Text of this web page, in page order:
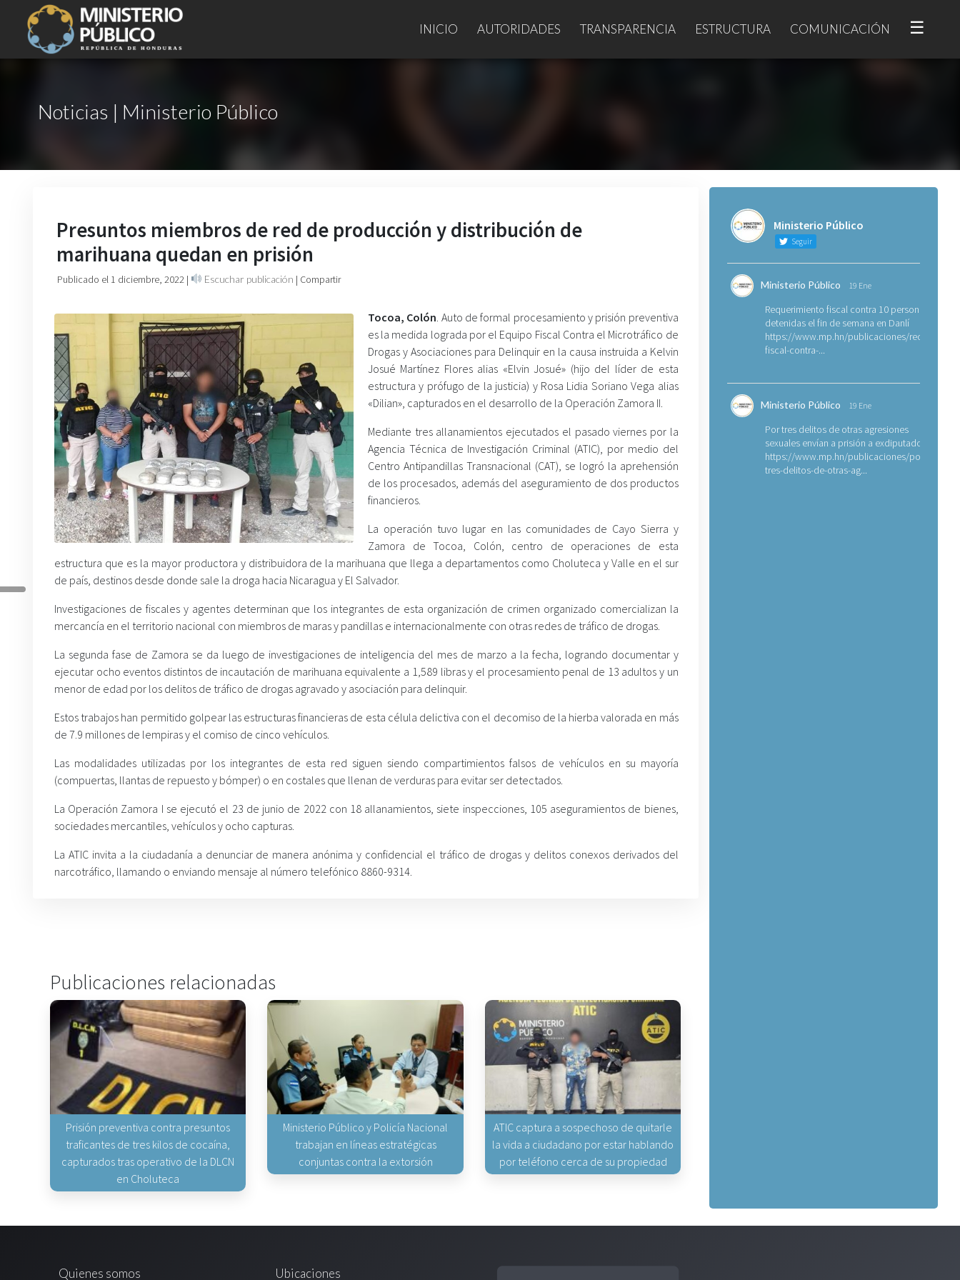
INICIO AUTORIDADES TRANSPARENCIA ESTRUCTURA COMUNICACIÓN ☰
Noticias | Ministerio Público
Presuntos miembros de red de producción y distribución de
marihuana quedan en prisión
Publicado el 1 diciembre, 2022 | Escuchar publicación | Compartir
Tocoa, Colón. Auto de formal procesamiento y prisión preventiva
es la medida lograda por el Equipo Fiscal Contra el Microtráfico de
Drogas y Asociaciones para Delinquir en la causa instruida a Kelvin
Josué Martínez Flores alias «Elvin Josué» (hijo del líder de esta
estructura y prófugo de la justicia) y Rosa Lidia Soriano Vega alias
«Dilian», capturados en el desarrollo de la Operación Zamora II.
Mediante tres allanamientos ejecutados el pasado viernes por la
Agencia Técnica de Investigación Criminal (ATIC), por medio del
Centro Antipandillas Transnacional (CAT), se logró la aprehensión
de los procesados, además del aseguramiento de dos productos
financieros.
La operación tuvo lugar en las comunidades de Cayo Sierra y
Zamora de Tocoa, Colón, centro de operaciones de esta
estructura que es la mayor productora y distribuidora de la marihuana que llega a departamentos como Choluteca y Valle en el sur
de país, destinos desde donde sale la droga hacia Nicaragua y El Salvador.
Investigaciones de fiscales y agentes determinan que los integrantes de esta organización de crimen organizado comercializan la
mercancía en el territorio nacional con miembros de maras y pandillas e internacionalmente con otras redes de tráfico de drogas.
La segunda fase de Zamora se da luego de investigaciones de inteligencia del mes de marzo a la fecha, logrando documentar y
ejecutar ocho eventos distintos de incautación de marihuana equivalente a 1,589 libras y el procesamiento penal de 13 adultos y un
menor de edad por los delitos de tráfico de drogas agravado y asociación para delinquir.
Estos trabajos han permitido golpear las estructuras financieras de esta célula delictiva con el decomiso de la hierba valorada en más
de 7.9 millones de lempiras y el comiso de cinco vehículos.
Las modalidades utilizadas por los integrantes de esta red siguen siendo compartimientos falsos de vehículos en su mayoría
(compuertas, llantas de repuesto y bómper) o en costales que llenan de verduras para evitar ser detectados.
La Operación Zamora I se ejecutó el 23 de junio de 2022 con 18 allanamientos, siete inspecciones, 105 aseguramientos de bienes,
sociedades mercantiles, vehículos y ocho capturas.
La ATIC invita a la ciudadanía a denunciar de manera anónima y confidencial el tráfico de drogas y delitos conexos derivados del
narcotráfico, llamando o enviando mensaje al número telefónico 8860-9314.
Publicaciones relacionadas
Prisión preventiva contra presuntos
traficantes de tres kilos de cocaína,
capturados tras operativo de la DLCN
en Choluteca
Ministerio Público y Policía Nacional
trabajan en líneas estratégicas
conjuntas contra la extorsión
ATIC captura a sospechoso de quitarle
la vida a ciudadano por estar hablando
por teléfono cerca de su propiedad
Ministerio Público
Seguir
Ministerio Público 19 Ene
Requerimiento fiscal contra 10 personas
detenidas el fin de semana en Danlí
https://www.mp.hn/publicaciones/
fiscal-contra-...
Ministerio Público 19 Ene
Por tres delitos de otras agresiones
sexuales envían a prisión a exdiputado
https://www.mp.hn/publicaciones/por-
tres-delitos-de-otras-ag...
Quienes somos Ubicaciones